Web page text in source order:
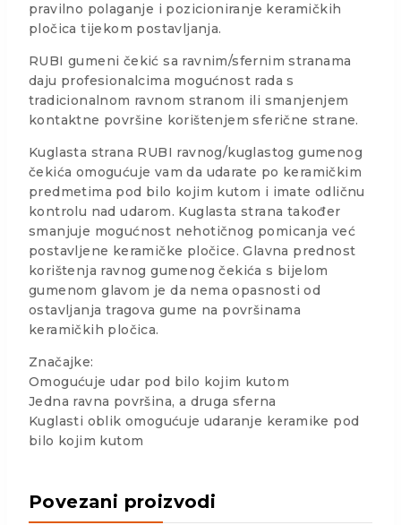
pravilno polaganje i pozicioniranje keramičkih
pločica tijekom postavljanja.
RUBI gumeni čekić sa ravnim/sfernim stranama
daju profesionalcima mogućnost rada s
tradicionalnom ravnom stranom ili smanjenjem
kontaktne površine korištenjem sferične strane.
Kuglasta strana RUBI ravnog/kuglastog gumenog
čekića omogućuje vam da udarate po keramičkim
predmetima pod bilo kojim kutom i imate odličnu
kontrolu nad udarom. Kuglasta strana također
smanjuje mogućnost nehotičnog pomicanja već
postavljene keramičke pločice. Glavna prednost
korištenja ravnog gumenog čekića s bijelom
gumenom glavom je da nema opasnosti od
ostavljanja tragova gume na površinama
keramičkih pločica.
Značajke:
Omogućuje udar pod bilo kojim kutom
Jedna ravna površina, a druga sferna
Kuglasti oblik omogućuje udaranje keramike pod
bilo kojim kutom
Povezani proizvodi